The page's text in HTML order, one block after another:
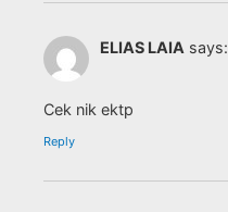
ELIAS LAIA says:
Cek nik ektp
Reply